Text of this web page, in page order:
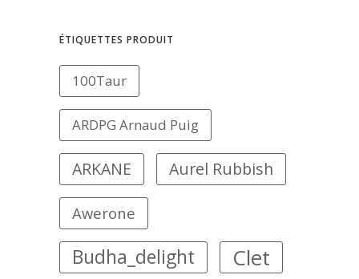
ÉTIQUETTES PRODUIT
100Taur
ARDPG Arnaud Puig
ARKANE Aurel Rubbish
Awerone
Budha_delight Clet